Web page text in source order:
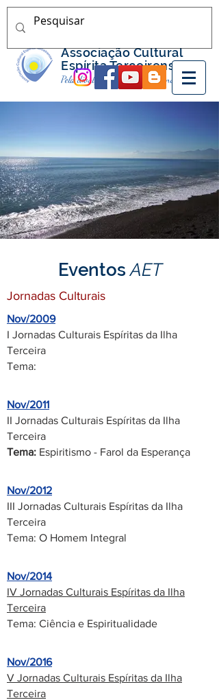
Associação Cultural
Espírita Terceirense
Pela divulgação do Espiritismo nos Açores
EventosAET
Jornadas Culturais
Nov/2009
I Jornadas Culturais Espíritas da Ilha
Terceira
Tema:
Nov/2011
II Jornadas Culturais Espíritas da Ilha
Terceira
Tema: Espiritismo - Farol da Esperança
Nov/2012
III Jornadas Culturais Espíritas da Ilha
Terceira
Tema: O Homem Integral
Nov/2014
IV Jornadas Culturais Espíritas da Ilha
Terceira
Tema: Ciência e Espiritualidade
Nov/2016
V Jornadas Culturais Espíritas da Ilha
Terceira